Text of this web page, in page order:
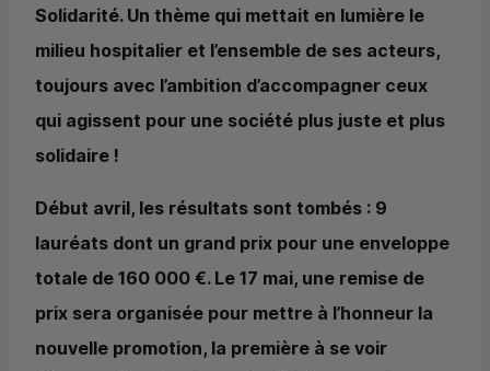
Solidarité. Un thème qui mettait en lumière le
milieu hospitalier et l’ensemble de ses acteurs,
toujours avec l’ambition d’accompagner ceux
qui agissent pour une société plus juste et plus
solidaire !
Début avril, les résultats sont tombés : 9
lauréats dont un grand prix pour une enveloppe
totale de 160 000 €. Le 17 mai, une remise de
prix sera organisée pour mettre à l’honneur la
nouvelle promotion, la première à se voir